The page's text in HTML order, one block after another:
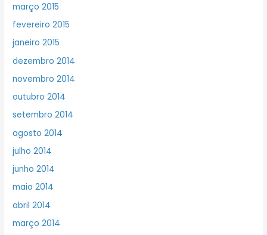
março 2015
fevereiro 2015
janeiro 2015
dezembro 2014
novembro 2014
outubro 2014
setembro 2014
agosto 2014
julho 2014
junho 2014
maio 2014
abril 2014
março 2014